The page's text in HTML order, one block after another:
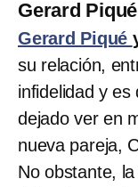
Gerard
Gerard Piqué
su relación,
infidelidad y
dejado ver en
nueva pareja,
No obstante,